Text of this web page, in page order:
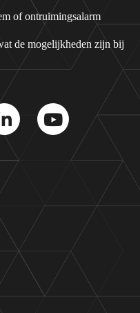
of ontruimingsalarm
de mogelijkheden zijn bij